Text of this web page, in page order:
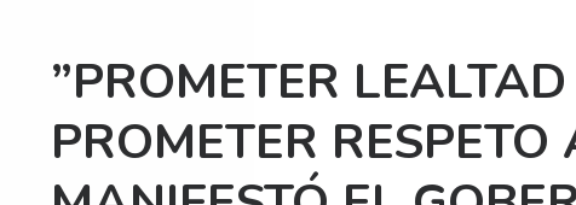
”PROMETER
PROMETER RESPETO